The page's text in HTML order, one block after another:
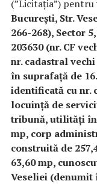
(”Licitația”) pentru
București, Str.
266-268), Sector
203630 (nr. CF
nr. cadastral
în suprafață de
identificată cu nr.
locuință de
tribună, utilități în
mp, corp
construită de
63,60 mp,
Veseliei